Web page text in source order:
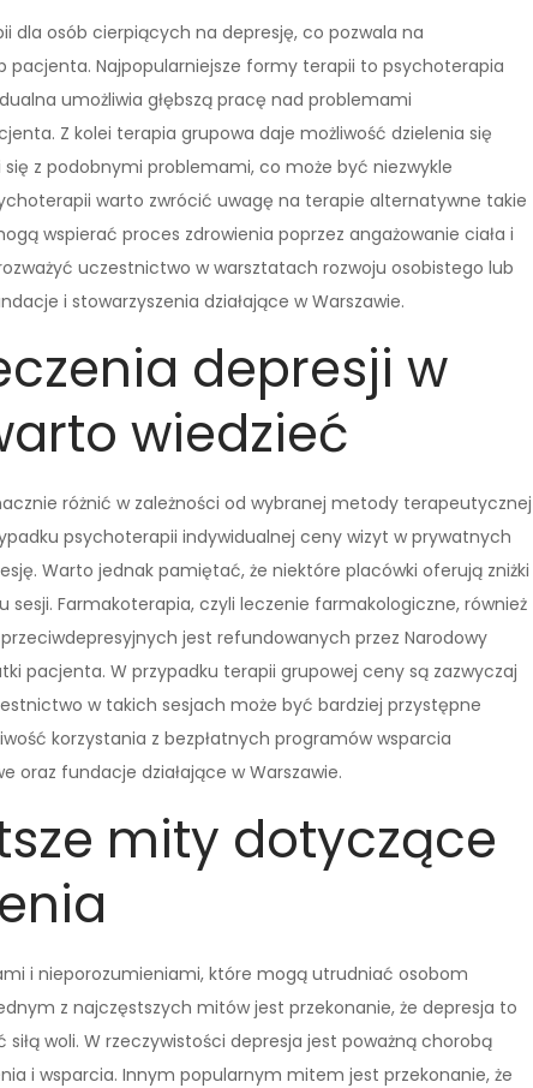
dla osób cierpiących na depresję, co pozwala na
Najpopularniejsze formy terapii to psychoterapia
umożliwia głębszą pracę nad problemami
Z kolei terapia grupowa daje możliwość dzielenia się
z podobnymi problemami, co może być niezwykle
warto zwrócić uwagę na terapie alternatywne takie
wspierać proces zdrowienia poprzez angażowanie ciała i
uczestnictwo w warsztatach rozwoju osobistego lub
i stowarzyszenia działające w Warszawie.
depresji w
wiedzieć
różnić w zależności od wybranej metody terapeutycznej
psychoterapii indywidualnej ceny wizyt w prywatnych
Warto jednak pamiętać, że niektóre placówki oferują zniżki
Farmakoterapia, czyli leczenie farmakologiczne, również
jest refundowanych przez Narodowy
pacjenta. W przypadku terapii grupowej ceny są zazwyczaj
w takich sesjach może być bardziej przystępne
korzystania z bezpłatnych programów wsparcia
oraz fundacje działające w Warszawie.
mity dotyczące
i nieporozumieniami, które mogą utrudniać osobom
z najczęstszych mitów jest przekonanie, że depresja to
woli. W rzeczywistości depresja jest poważną chorobą
i wsparcia. Innym popularnym mitem jest przekonanie, że